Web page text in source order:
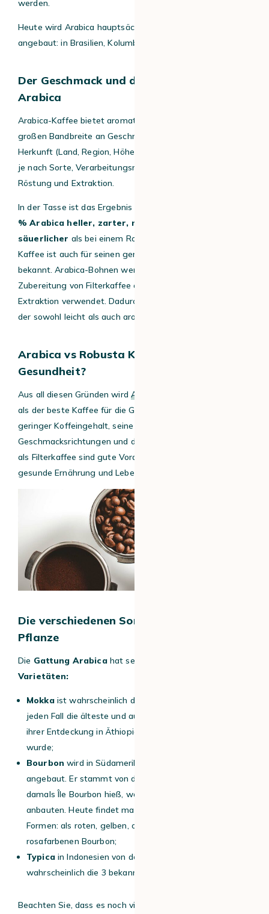
werden.
Heute wird Arabica hauptsächlich in Südamerika
angebaut: in Brasilien, Kolumbien und Mexiko.
Der Geschmack und die Aromen von
Arabica
Arabica-Kaffee bietet aromatische Sorten mit einer
großen Bandbreite an Geschmacksrichtungen, je nach
Herkunft (Land, Region, Höhe, Bodenqualität), aber auch
je nach Sorte, Verarbeitungsmethode und schließlich nach
Röstung und Extraktion.
In der Tasse ist das Ergebnis bei einem
% Arabica heller, zarter, milder, komplexer und
säuerlicher als bei einem Robusta-Kaffee. Arabica-
Kaffee ist auch für seinen geringen Koffeingehalt
bekannt. Arabica-Bohnen werden häufig für die
Zubereitung von Filterkaffee oder für eine langsame
Extraktion verwendet. Dadurch erhält man einen Kaffee,
der sowohl leicht als auch aromatisch ist.
Arabica vs Robusta Kaffee für die
Gesundheit?
Aus all diesen Gründen wird Arabica-Kaffee
als der beste Kaffee für die Gesundheit bezeichnet. Sein
geringer Koffeingehalt, seine vielfältigen
Geschmacksrichtungen und die regelmäßige Verwendung
als Filterkaffee sind gute Voraussetzungen, um eine
gesunde Ernährung und Lebensweise zu begleiten.
Die verschiedenen Sorten der Arabica-
Pflanze
Die Gattung Arabicahat selbst
Varietäten:
Mokka ist wahrscheinlich die bekannteste. Sie ist auf
jeden Fall die älteste und authentischste, da sie seit
ihrer Entdeckung in Äthiopien nicht weiterverarbeitet
wurde;
Bourbonwird in Südamerika, Indien und Indonesien
angebaut. Er stammt von der Insel La Réunion, die
damals Île Bourbon hieß, wo ihn die Franzosen damals
anbauten. Heute findet man ihn in verschiedenen
Formen: als roten, gelben, orangefarbenen oder
rosafarbenen Bourbon;
Typica in Indonesien von den Holländern eingeführt und
wahrscheinlich die 3 bekannteste Varietät des Arabica.
Beachten Sie, dass es noch viele andere Sorten gibt, die